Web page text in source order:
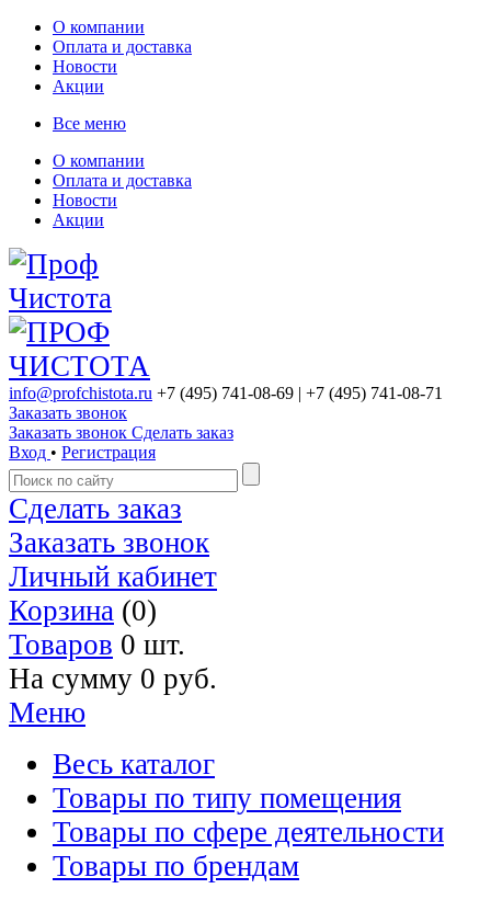
О компании
Оплата и доставка
Новости
Акции
Все меню
О компании
Оплата и доставка
Новости
Акции
info@profchistota.ru +7 (495) 741-08-69 | +7 (495) 741-08-71
Заказать звонок
Заказать звонок Сделать заказ
Вход • Регистрация
Сделать заказ
Заказать звонок
Личный кабинет
Корзина (0)
Товаров 0 шт.
На сумму 0 руб.
Меню
Весь каталог
Товары по типу помещения
Товары по сфере деятельности
Товары по брендам